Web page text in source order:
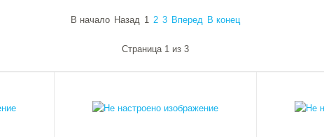
В начало Назад 1 2 3 Вперед В конец
Страница 1 из 3